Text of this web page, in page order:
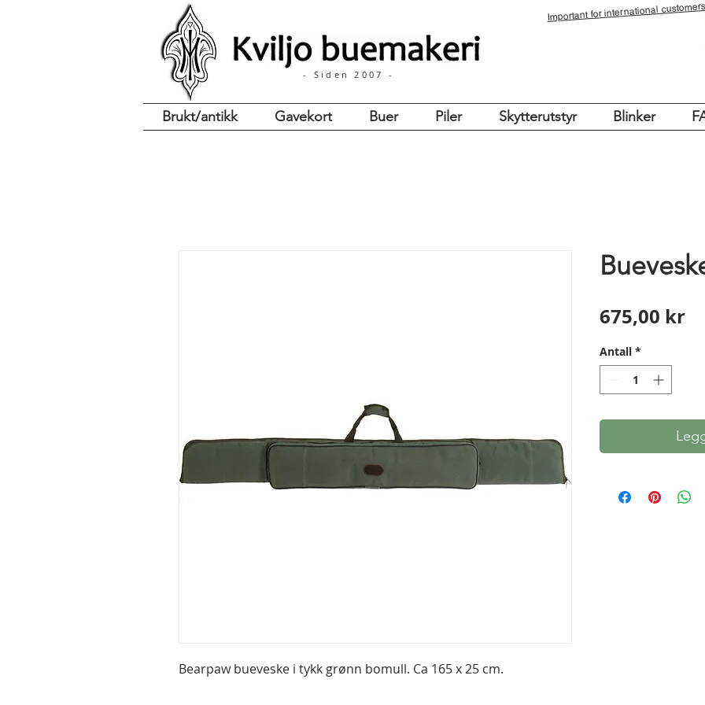
- Siden 2007 -
Importantfor international
Brukt/antikk Gavekort Buer Piler Skytterutstyr Blinker
Bearpaw bueveske i tykk grønn bomull. Ca 165 x 25 cm.
675,00 kr
Antall *